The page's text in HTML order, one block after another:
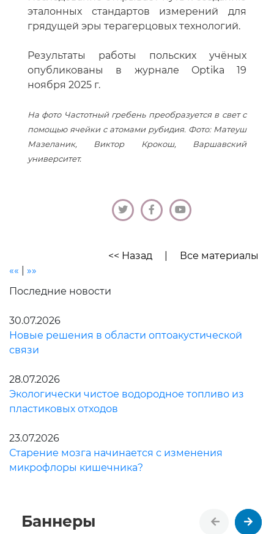
эталонных стандартов измерений для
грядущей эры терагерцовых технологий.
Результаты работы польских учёных
опубликованы в журнале Optika 19
ноября 2025 г.
На фото Частотный гребень преобразуется в свет с
помощью ячейки с атомами рубидия. Фото: Матеуш
Мазеланик, Виктор Крокош, Варшавский
университет.
<< Назад
Все материалы
««
»»
Последние новости
30.07.2026
Новые решения в области оптоакустической
связи
28.07.2026
Экологически чистое водородное топливо из
пластиковых отходов
23.07.2026
Старение мозга начинается с изменения
микрофлоры кишечника?
Баннеры